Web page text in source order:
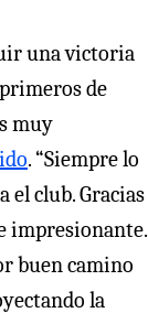
una victoria
de
muy
. “Siempre lo
el club. Gracias
impresionante.
buen camino
la